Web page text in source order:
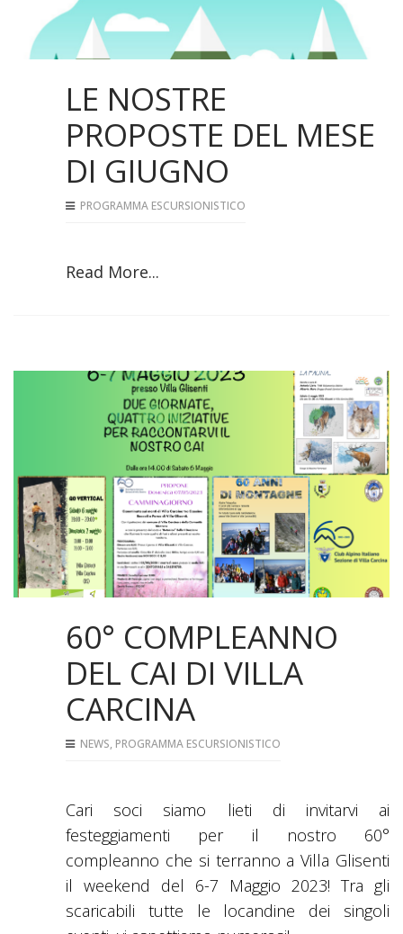
LE NOSTRE
PROPOSTE DEL MESE
DI GIUGNO
PROGRAMMA ESCURSIONISTICO
Read More...
60° COMPLEANNO
DEL CAI DI VILLA
CARCINA
NEWS, PROGRAMMA ESCURSIONISTICO
Cari soci siamo lieti di invitarvi ai
festeggiamenti per il nostro 60°
compleanno che si terranno a Villa Glisenti
il weekend del 6-7 Maggio 2023! Tra gli
scaricabili tutte le locandine dei singoli